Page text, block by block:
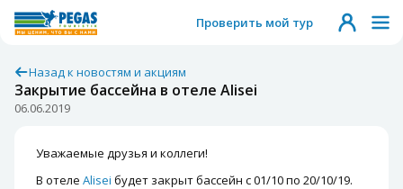
Проверить мой тур
Назад к новостям и акциям
Закрытие бассейна в отеле Alisei
06.06.2019
Уважаемые друзья и коллеги!
В отеле Alisei будет закрыт бассейн с 01/10 по 20/10/19.